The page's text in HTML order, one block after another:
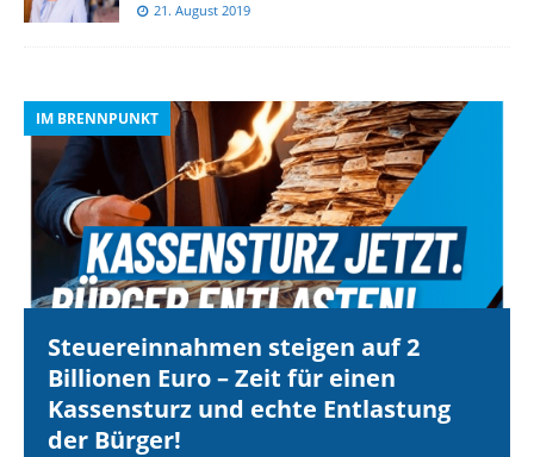
21. August 2019
IM BRENNPUNKT
Steuereinnahmen steigen auf 2
Billionen Euro – Zeit für einen
Kassensturz und echte Entlastung
der Bürger!